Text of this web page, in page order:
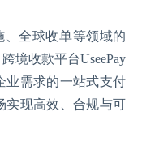
、全球收单等领域的
境收款平台UseePay
业需求的一站式支付
实现高效、合规与可